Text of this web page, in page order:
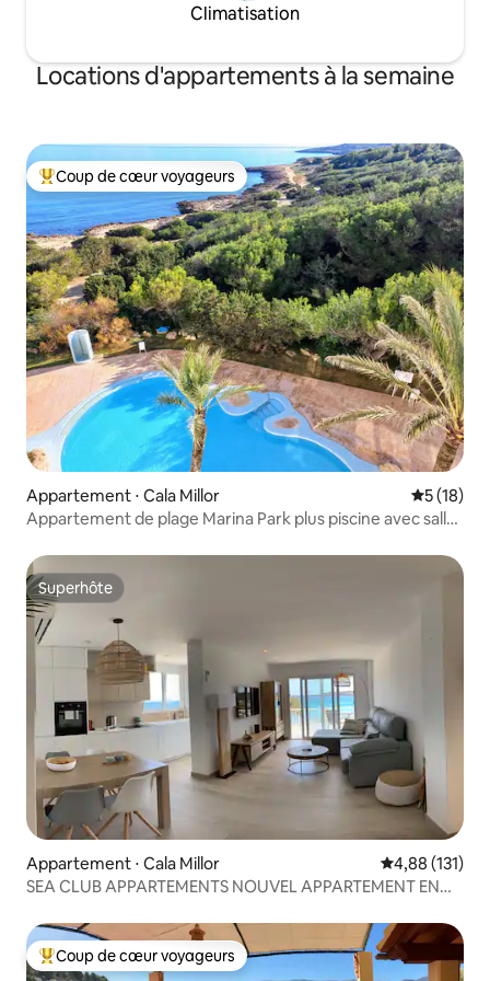
Climatisation
Locations d'appartements à la semaine
Coups de cœur voyageurs les plus appréciés
Coup de cœur voyageurs
Appartement ⋅ Cala Millor
5 (18)
Appartement de plage Marina Park plus piscine avec salle
Superhôte
Superhôte
Appartement ⋅ Cala Millor Évaluation
4,88 (131)
SEA CLUB APPARTEMENTS NOUVEL APPARTEMENT EN
Coups de cœur voyageurs les plus appréciés
Coup de cœur voyageurs